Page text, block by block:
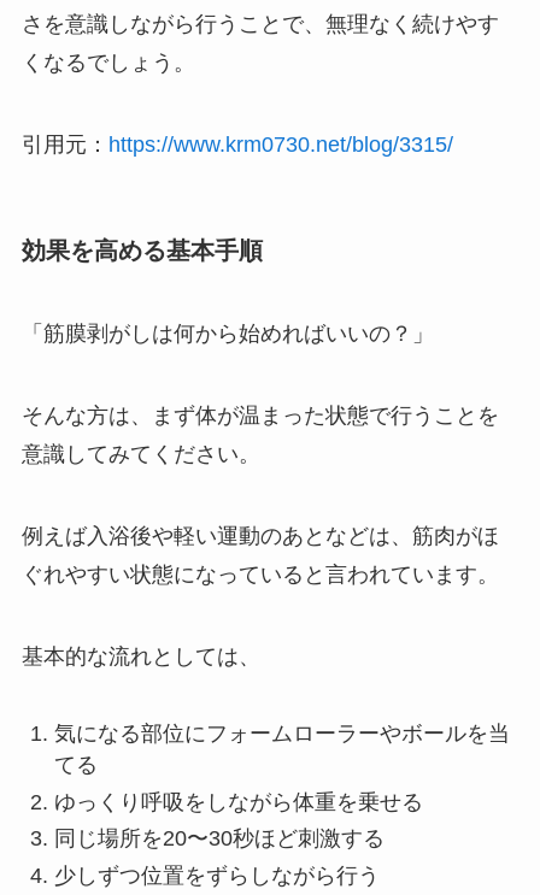
さを意識しながら行うことで、無理なく続けやす
くなるでしょう。
引用元： https://www.krm0730.net/blog/3315/
効果を高める基本手順
「筋膜剥がしは何から始めればいいの？」
そんな方は、まず体が温まった状態で行うことを
意識してみてください。
例えば入浴後や軽い運動のあとなどは、筋肉がほ
ぐれやすい状態になっていると言われています。
基本的な流れとしては、
気になる部位にフォームローラーやボールを当
てる
ゆっくり呼吸をしながら体重を乗せる
同じ場所を20〜30秒ほど刺激する
少しずつ位置をずらしながら行う